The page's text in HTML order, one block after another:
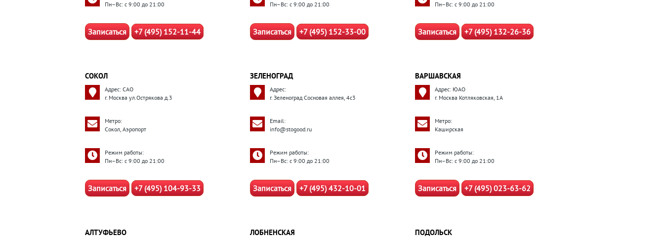
Пн–Вс: с 9:00 до 21:00
Записаться +7 (495) 152-11-44
Пн–Вс: с 9:00 до 21:00
Записаться +7 (495) 152-33-00
Пн–Вс: с 9:00 до 21:00
Записаться +7 (495) 132-26-36
СОКОЛ
Адрес: САО
г. Москва ул.Острякова д.3
Метро:
Сокол, Аэропорт
Режим работы:
Пн–Вс: с 9:00 до 21:00
Записаться +7 (495) 104-93-33
ЗЕЛЕНОГРАД
Адрес:
г. Зеленоград Сосновая аллея, 4с3
Email:
info@stogood.ru
Режим работы:
Пн–Вс: с 9:00 до 21:00
Записаться +7 (495) 432-10-01
ВАРШАВСКАЯ
Адрес: ЮАО
г. Москва Котляковская, 1А
Метро:
Каширская
Режим работы:
Пн–Вс: с 9:00 до 21:00
Записаться +7 (495) 023-63-62
АЛТУФЬЕВО ЛОБНЕНСКАЯ ПОДОЛЬСК